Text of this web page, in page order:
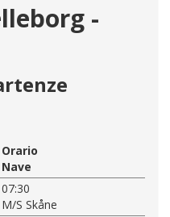
-
Orario
Nave
07:30
M/S Skåne